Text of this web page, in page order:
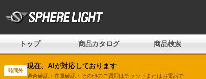
トップ 商品カタログ 商品検索
時間外
現在、AIが対応しております
適合確認・在庫確認・その他のご質問はチャットまたはお電話で